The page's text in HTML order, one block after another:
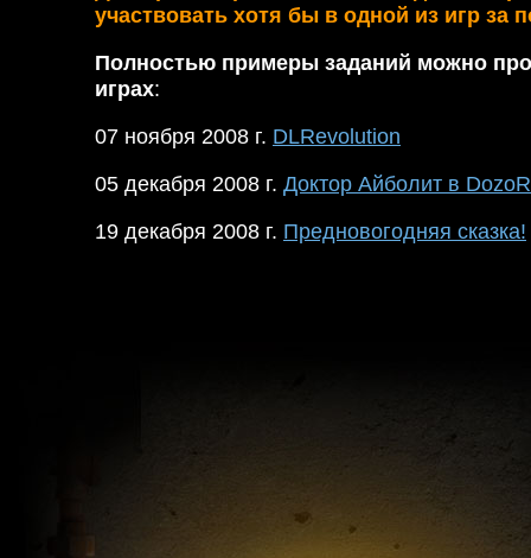
участвовать хотя бы в одной из игр за
Полностью примеры заданий можно
играх:
07 ноября 2008 г. DLRevolution
05 декабря 2008 г. Доктор Айболит в
19 декабря 2008 г. Предновогодняя сказка!